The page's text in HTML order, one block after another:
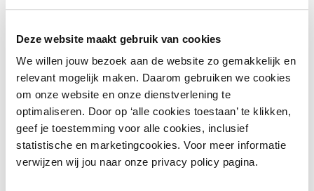
Deze website maakt gebruik van cookies
We willen jouw bezoek aan de website zo gemakkelijk en
relevant mogelijk maken. Daarom gebruiken we cookies
om onze website en onze dienstverlening te
optimaliseren. Door op ‘alle cookies toestaan’ te klikken,
geef je toestemming voor alle cookies, inclusief
statistische en marketingcookies. Voor meer informatie
verwijzen wij jou naar onze privacy policy pagina.
en goed bereikbare stad. Er wordt steeds vaker
voorrang gegeven aan schone manieren van
en fietsers.
Meer informatie
Lees meer over mobiliteit, bereikbaarheid
en parkeren